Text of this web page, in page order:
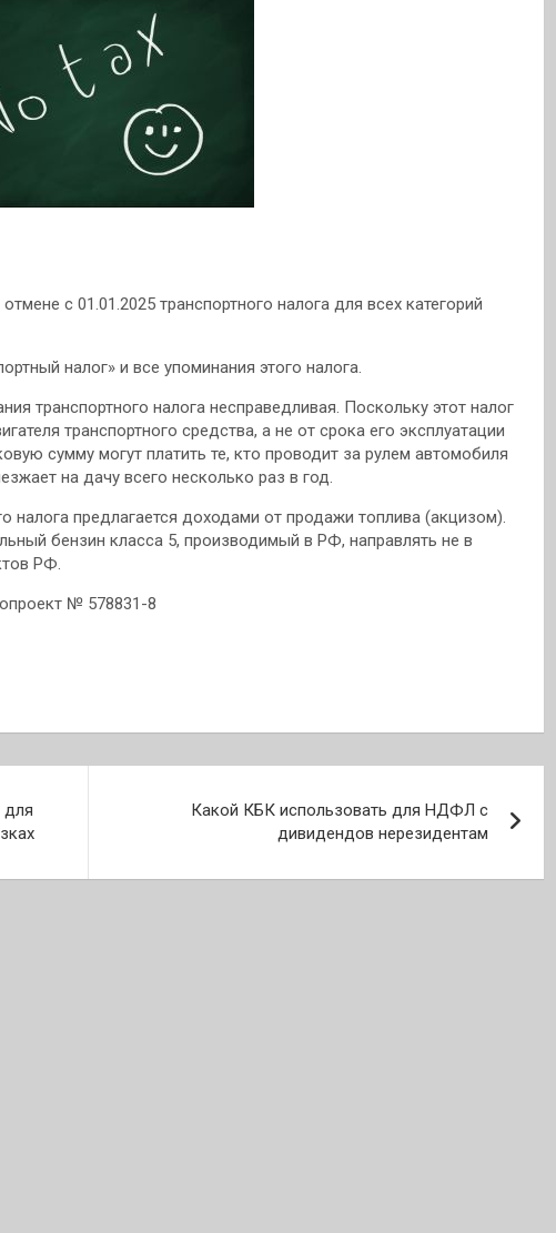
с 01.01.2025 транспортного налога для всех категорий
налог» и все упоминания этого налога.
транспортного налога несправедливая. Поскольку этот налог
транспортного средства, а не от срока его эксплуатации
сумму могут платить те, кто проводит за рулем автомобиля
на дачу всего несколько раз в год.
налога предлагается доходами от продажи топлива (акцизом).
бензин класса 5, производимый в РФ, направлять не в
РФ.
№ 578831-8
Какой КБК использовать для НДФЛ с
дивидендов нерезидентам